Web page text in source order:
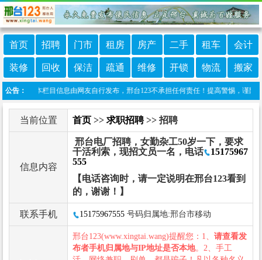
首页 招聘 门市 租房 房产 二手 租车 会计
装修 回收 保洁 疏通 维修 开锁 物流 搬家
公告：
责声明：本栏目信息由网友自行发布，邢台123不承担任何责任！提高警惕，谨防
当前位置 首页 >> 求职招聘>> 招聘
信息内容
邢台电厂招聘，女勤杂工50岁一下，要求
干活利索，现招文员一名，电话
15175967
555
【电话咨询时，请一定说明在邢台123看到
的，谢谢！】
联系手机 15175967555 号码归属地:邢台市移动
邢台123(www.xingtai.wang)提醒您：1、 请查看发
布者手机归属地与IP地址是否本地。2、手工